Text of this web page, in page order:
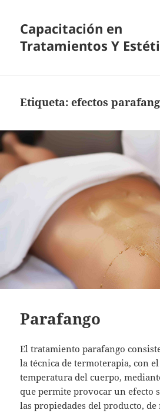
Capacitación en
Tratamientos Y
Etiqueta:efectos
Parafango
El tratamiento parafango
la técnica de termoterapia, con
temperatura del cuerpo,
que permite provocar un efecto
las propiedades del producto, de